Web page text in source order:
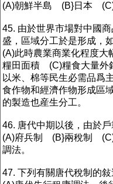
(A)朝鮮半島 (B}日本
45. 由於世界市場對中國
盛，區域分工於是形成，如
(A)此時農業商業化程度
糧田面積 (C)糧食大量外
以米、棉等民生必需品
食作物和經濟作物形成區
的製造也産生分工。
46. 唐代中期以後，由於
(A)府兵制 (B}兩稅制
調法。
47. 下列有關唐代稅制的敍